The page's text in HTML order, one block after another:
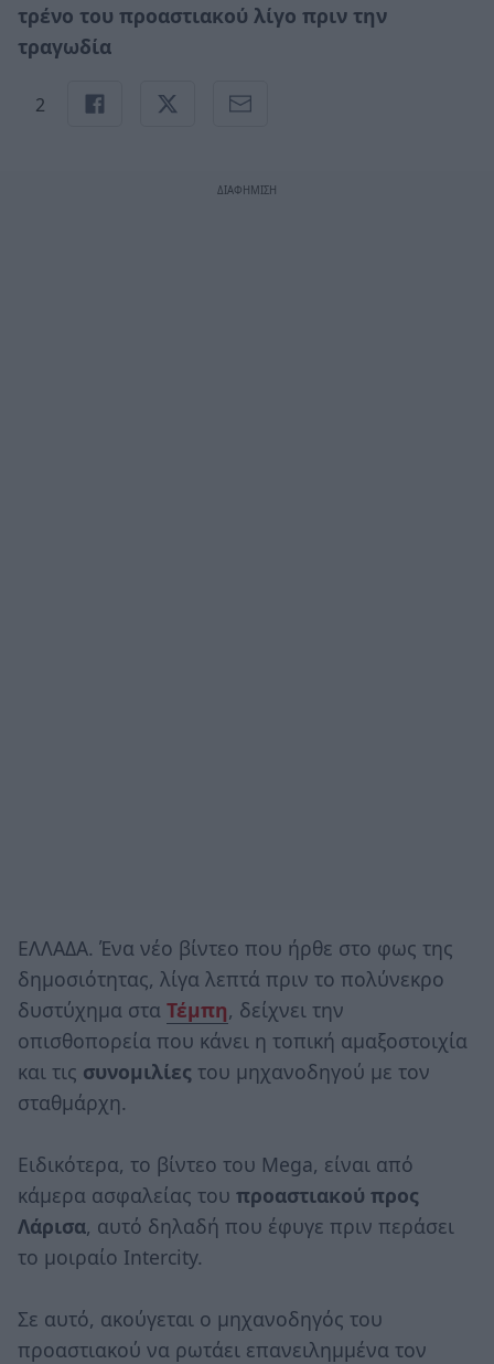
τρένο του προαστιακού λίγο πριν την
τραγωδία
2
ΕΛΛΑΔΑ. Ένα νέο βίντεο που ήρθε στο φως της
δημοσιότητας, λίγα λεπτά πριν το πολύνεκρο
δυστύχημα στα Τέμπη, δείχνει την
οπισθοπορεία που κάνει η τοπική αμαξοστοιχία
και τις συνομιλίες του μηχανοδηγού με τον
σταθμάρχη.
Ειδικότερα, το βίντεο του Mega, είναι από
κάμερα ασφαλείας του προαστιακού προς
Λάρισα, αυτό δηλαδή που έφυγε πριν περάσει
το μοιραίο Intercity.
Σε αυτό, ακούγεται ο μηχανοδηγός του
προαστιακού να ρωτάει επανειλημμένα τον